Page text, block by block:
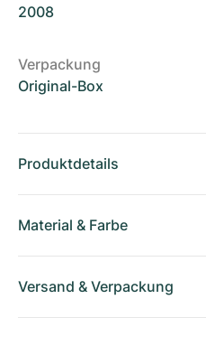
2008
Verpackung
Original-Box
Produktdetails
Material & Farbe
Versand & Verpackung